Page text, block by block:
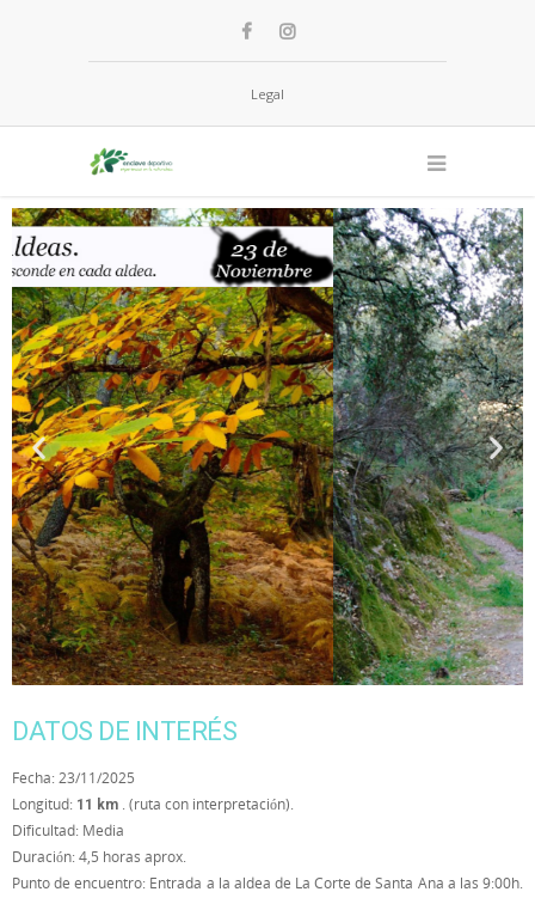
Legal
DATOS DE INTERÉS
Fecha: 23/11/2025
Longitud: 11 km . (ruta con interpretación).
Dificultad: Media
Duración: 4,5 horas aprox.
Punto de encuentro: Entrada a la aldea de La Corte de Santa Ana a las 9:00h.